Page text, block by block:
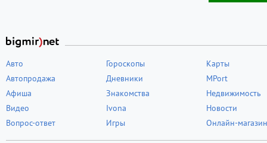
Авто
Автопродажа
Афиша
Видео
Вопрос-ответ
Гороскопы
Дневники
Знакомства
Ivona
Игры
Карты
MPort
Недвижимость
Новости
Онлайн-магазин